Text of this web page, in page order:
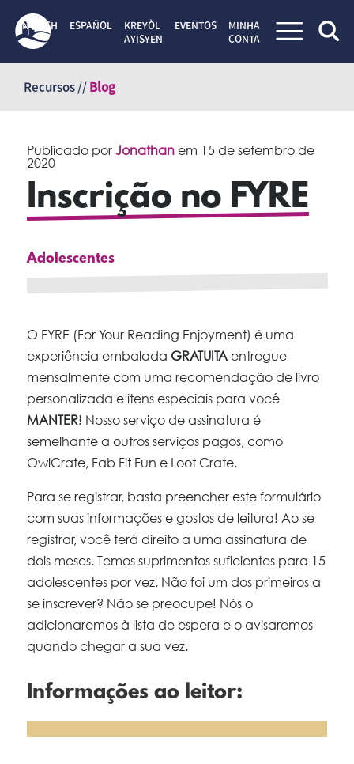
para
conteúdo
ENGLISH ESPAÑOL
KREYÒL
AYISYEN
EVENTOS
MINHA
CONTA
Recursos //Blog
Publicado por Jonathanem 15 de setembro de
2020
Inscrição no FYRE
Adolescentes
O FYRE (For Your Reading Enjoyment) é uma
experiência embalada GRATUITA entregue
mensalmente com uma recomendação de livro
personalizada e itens especiais para você
MANTER! Nosso serviço de assinatura é
semelhante a outros serviços pagos, como
OwlCrate, Fab Fit Fun e Loot Crate.
Para se registrar, basta preencher este formulário
com suas informações e gostos de leitura! Ao se
registrar, você terá direito a uma assinatura de
dois meses. Temos suprimentos suficientes para 15
adolescentes por vez. Não foi um dos primeiros a
se inscrever? Não se preocupe! Nós o
adicionaremos à lista de espera e o avisaremos
quando chegar a sua vez.
Informações ao leitor: